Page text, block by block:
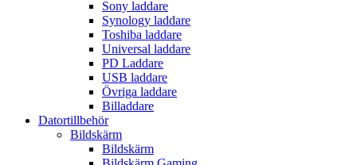
Sony laddare
Synology laddare
Toshiba laddare
Universal laddare
PD Laddare
USB laddare
Övriga laddare
Billaddare
Datortillbehör
Bildskärm
Bildskärm